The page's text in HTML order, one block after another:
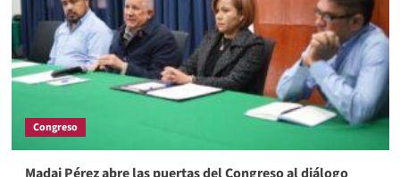
Congreso
Madai Pérez abre las puertas del Congreso al diálogo